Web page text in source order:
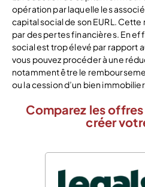
opération par laquelle les
capital social de son EURL.
par des pertes financières. En
social est trop élevé par rapport
vous pouvez procéder à une
notamment être le
ou la cession d’un bien
Comparez les
créer